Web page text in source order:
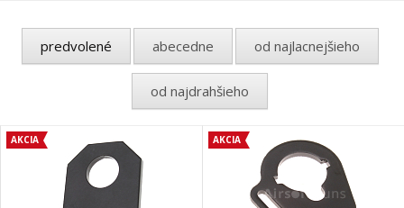
predvolené abecedne od najlacnejšieho
od najdrahšieho
AKCIA AKCIA